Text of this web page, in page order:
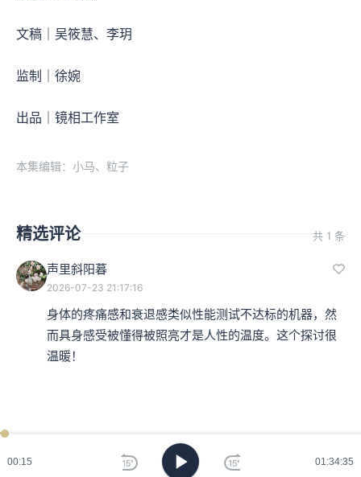
00:16 01:34:35
文稿｜吴筱慧、李玥
监制｜徐婉
出品｜镜相工作室
本集编辑：小马、粒子
精选评论 共 1 条
声里斜阳暮
2026-07-23 21:17:16
身体的疼痛感和衰退感类似性能测试不达标的机器，然
而具身感受被懂得被照亮才是人性的温度。这个探讨很
温暖！